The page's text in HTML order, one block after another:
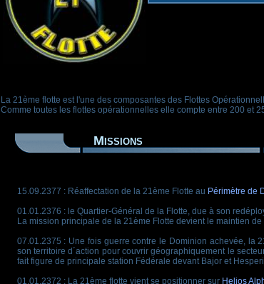
La 21ème flotte est l'une des composantes des Flottes
Comme toutes les flottes opérationnelles elle compte entre 200 et
Missions
15.09.2377 : Réaffectation de la 21ème Flotte au Périmètre de
01.01.2376 : le Quartier-Général de la Flotte, due à son
La mission principale de la 21ème Flotte devient le maintien de
07.01.2375 : Une fois guerre contre le Dominion achevée, la
son territoire d´action pour couvrir géographiquement le
fait figure de principale station Fédérale devant Bajor et
01.01.2372 : La 21ème flotte vient se positionner sur Helios